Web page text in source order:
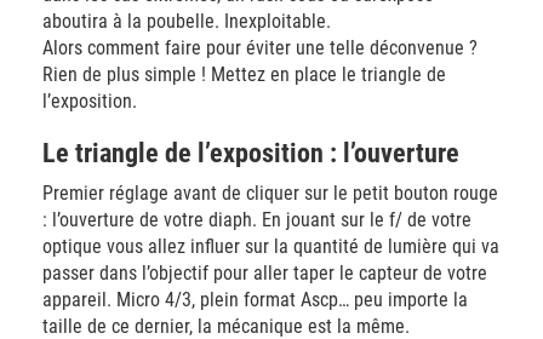
aboutira à la poubelle. Inexploitable.
Alors comment faire pour éviter une telle déconvenue ?
Rien de plus simple ! Mettez en place le triangle de
l’exposition.
Le triangle de l’exposition : l’ouverture
Premier réglage avant de cliquer sur le petit bouton rouge
: l’ouverture de votre diaph. En jouant sur le f/ de votre
optique vous allez influer sur la quantité de lumière qui va
passer dans l’objectif pour aller taper le capteur de votre
appareil. Micro 4/3, plein format Ascp… peu importe la
taille de ce dernier, la mécanique est la même.